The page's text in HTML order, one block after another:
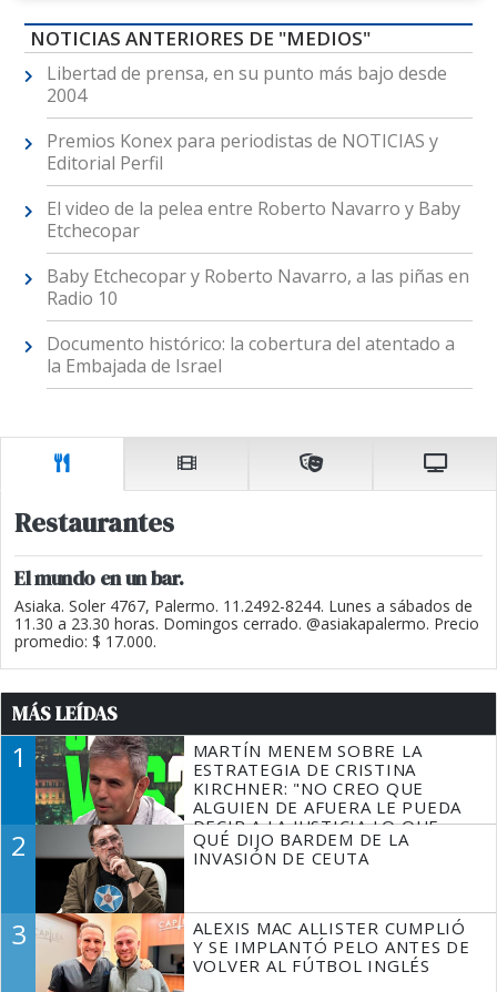
NOTICIAS ANTERIORES DE "MEDIOS"
Libertad de prensa, en su punto más bajo desde
2004
Premios Konex para periodistas de NOTICIAS y
Editorial Perfil
El video de la pelea entre Roberto Navarro y Baby
Etchecopar
Baby Etchecopar y Roberto Navarro, a las piñas en
Radio 10
Documento histórico: la cobertura del atentado a
la Embajada de Israel
Restaurantes
El mundo en un bar.
Asiaka. Soler 4767, Palermo. 11.2492-8244. Lunes a sábados de
11.30 a 23.30 horas. Domingos cerrado. @asiakapalermo. Precio
promedio: $ 17.000.
MÁS LEÍDAS
1
MARTÍN MENEM SOBRE LA
ESTRATEGIA DE CRISTINA
KIRCHNER: "NO CREO QUE
ALGUIEN DE AFUERA LE PUEDA
DECIR A LA JUSTICIA LO QUE
TIENE QUE HACER"
2
QUÉ DIJO BARDEM DE LA
INVASIÓN DE CEUTA
3
ALEXIS MAC ALLISTER CUMPLIÓ
Y SE IMPLANTÓ PELO ANTES DE
VOLVER AL FÚTBOL INGLÉS